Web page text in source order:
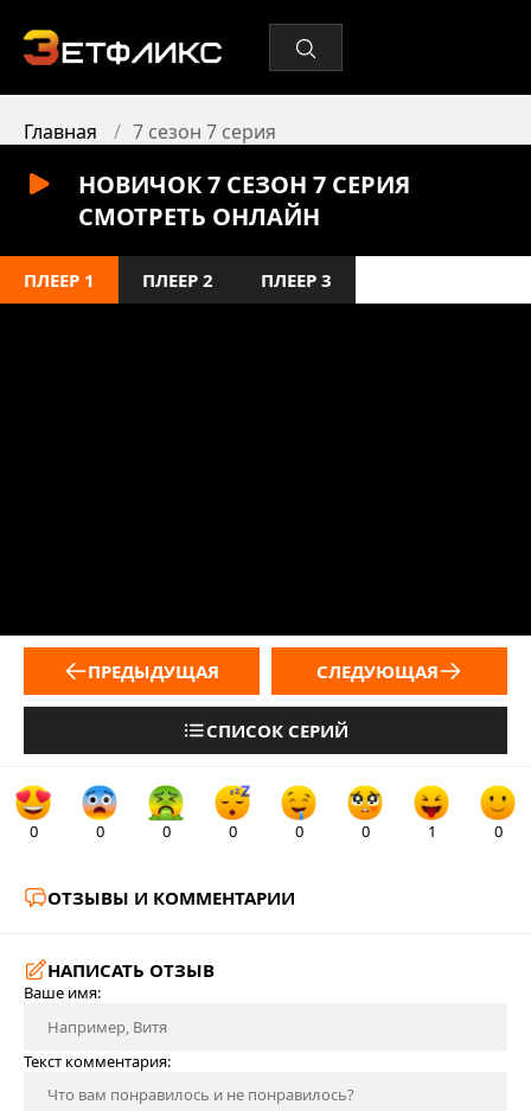
Главная 7 сезон 7 серия
НОВИЧОК 7 СЕЗОН 7 СЕРИЯ
СМОТРЕТЬ ОНЛАЙН
ПЛЕЕР 1 ПЛЕЕР 2 ПЛЕЕР 3
ПРЕДЫДУЩАЯ
СПИСОК СЕРИЙ
СЛЕДУЮЩАЯ
0 0 0 0 0 0 1 0
ОТЗЫВЫ И КОММЕНТАРИИ
НАПИСАТЬ ОТЗЫВ
Ваше имя:
Текст комментария: